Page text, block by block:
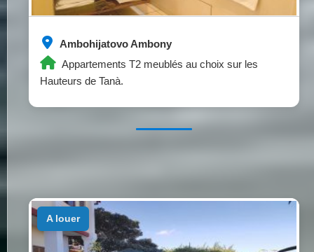
Ambohijatovo Ambony
Appartements T2 meublés au choix sur les
Hauteurs de Tanà.
a louer